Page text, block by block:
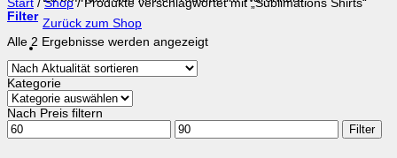
Zurück zum Shop
Start / Shop /Produkte verschlagwortet mit „Sublimations Shirts“
Filter
Alle 2 Ergebnisse werden angezeigtNach
Kategorie
Nach Preis filtern
Min.
Preis
Max.
Preis
Filter